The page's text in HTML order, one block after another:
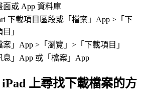
面或 App 資料庫
下載項目區段或「檔案」App >「下
」
案」App >「瀏覽」>「下載項目」
息」App 或「檔案」App
iPad 上尋找下載檔案的方